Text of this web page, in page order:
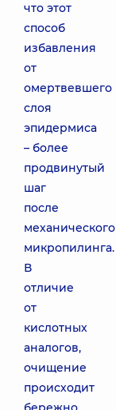
что этот
способ
избавления
от
омертвевшего
слоя
эпидермиса
– более
продвинутый
шаг
после
механического
микропилинга.
В
отличие
от
кислотных
аналогов,
очищение
происходит